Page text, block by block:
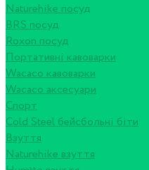
Naturehike посуд
BRS посуд
Roxon посуд
Портативні кавоварки
Wacaco кавоварки
Wacaco аксесуари
Спорт
Cold Steel бейсбольні біти
Взуття
Naturehike взуття